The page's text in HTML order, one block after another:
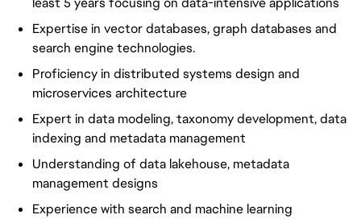
Expertise in vector databases, graph databases and
search engine technologies.
Proficiency in distributed systems design and
microservices architecture
Expert in data modeling, taxonomy development, data
indexing and metadata management
Understanding of data lakehouse, metadata
management designs
Experience with search and machine learning